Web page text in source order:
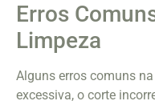
Erros
Limpeza
Alguns erros comuns
excessiva, o corte